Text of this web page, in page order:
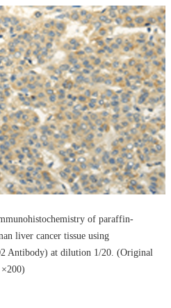
of paraffin-
liver cancer tissue using
Antibody) at dilution 1/20. (Original